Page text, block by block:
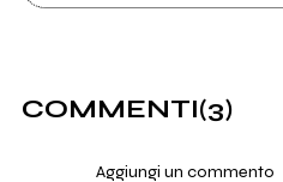
COMMENTI(3)
Aggiungi un commento